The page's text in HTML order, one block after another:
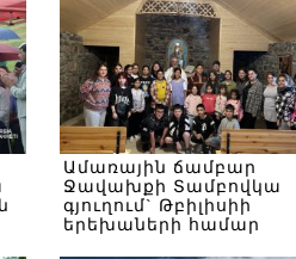
Ամառային ճամբար
Ջավախքի Տամբովկա
գյուղում` Թբիլիսիի
երեխաների համար